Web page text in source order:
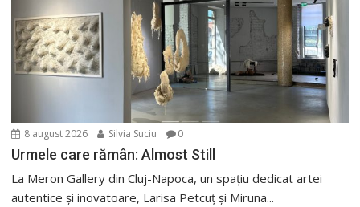
8 august 2026 Silvia Suciu 0
Urmele care rămân: Almost Still
La Meron Gallery din Cluj-Napoca, un spațiu dedicat artei
autentice și inovatoare, Larisa Petcuț și Miruna...